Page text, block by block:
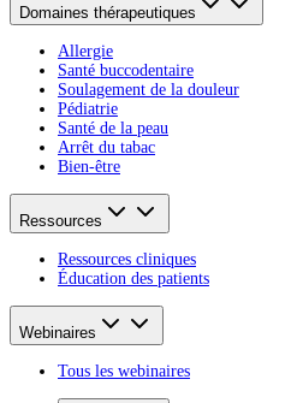
Domaines thérapeutiques
Allergie
Santé buccodentaire
Soulagement de la douleur
Pédiatrie
Santé de la peau
Arrêt du tabac
Bien-être
Ressources
Ressources cliniques
Éducation des patients
Webinaires
Tous les webinaires